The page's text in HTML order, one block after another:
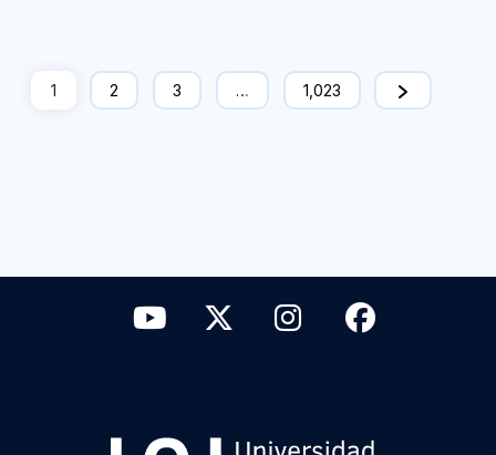
1 2 3 … 1,023